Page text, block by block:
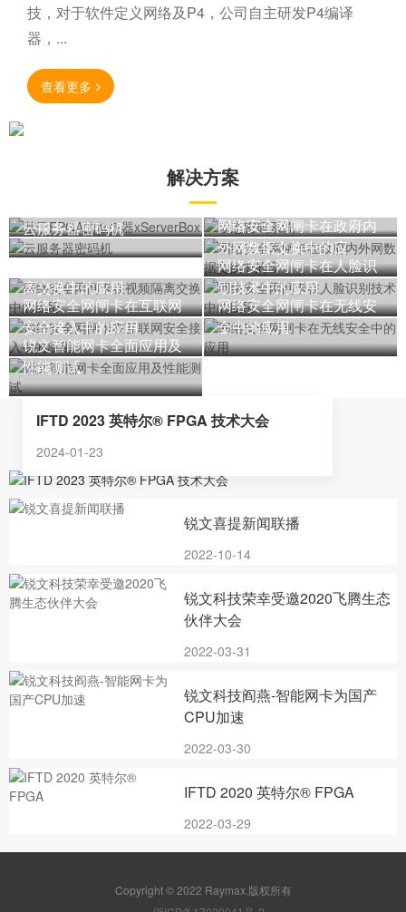
技，对于软件定义网络及P4，公司自主研发P4编译
器，...
查看更多
解决方案
云服务器密码机
网络安全网闸卡在政府内
外网数据交换中的应
离交换中的应用
网络安全网闸卡在人脸识
别技术中的应用
网络安全网闸卡在互联网
安全接入中的应用
网络安全网闸卡在无线安
全中的应用
锐文智能网卡全面应用及
性能测试
新闻动态
IFTD 2023 英特尔® FPGA 技术大会
2024-01-23
锐文喜提新闻联播
2022-10-14
锐文科技荣幸受邀2020飞腾生态
伙伴大会
2022-03-31
锐文科技阎燕-智能网卡为国产
CPU加速
2022-03-30
IFTD 2020 英特尔® FPGA
2022-03-29
Copyright © 2022 Raymax.版权所有